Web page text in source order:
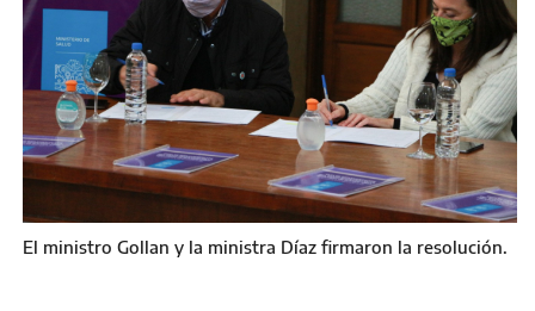
El ministro Gollan y la ministra Díaz firmaron la resolución.